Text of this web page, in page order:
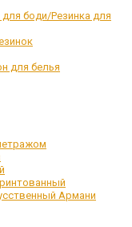
боди/Резинка для
для белья
Армани